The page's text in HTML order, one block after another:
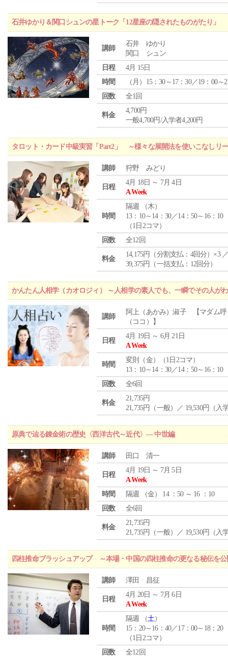
石井ゆかり＆関口シュンの星トーク「12星座の隠されたものがたり」
講師
石井 ゆかり
関口 シュン
日程
4月 15日
時間
（月）15：30～17：30／19：00～
回数
全1回
料金
4,700円
一般4,700円/入学者4,200円
タロット・カード中級実習「Part2」 ～様々な展開法を使いこなしリ
講師 狩野 みどり
日程
4月 18日 ～ 7月 4日
A Week
時間
隔週 （木）
13：10～14：30／14：50～16：10
（1日2コマ）
回数
全12回
料金
14,175円（分割支払：4回分）×3
39,375円（一括支払：12回分）
かんたん人相学（カオロジィ） ～人相学の素人でも、一瞬でその人が
講師
阿上（あかみ）淑子 【マダム呼
（ココ）】
日程
4月 19日 ～ 6月 21日
A Week
時間
変則（金）（1日2コマ）
13：10～14：30／14：50～16：10
回数
全6回
料金
21,735円
21,735円（一般）／ 19,530円（入
原典で辿る錬金術の歴史〈西洋古代～近代〉― 中世編
講師 田口 清一
日程
4月 19日 ～ 7月 5日
A Week
時間
隔週 （金） 14 ：50 ～ 16 ：10
回数
全6回
料金
21,735円
21,735円（一般）／ 19,530円（入
四柱推命ブラッシュアップ ～本場・中国の四柱推命の更なる秘伝を
講師 澤田 昌征
日程
4月 20日 ～ 7月 6日
A Week
時間
隔週 （土）
15：20～16：40／17：00～18：20
（1日2コマ）
回数
全12回